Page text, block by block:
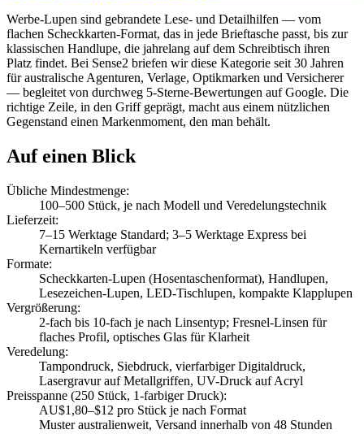
Werbe-Lupen sind gebrandete Lese- und Detailhilfen — vom
flachen Scheckkarten-Format, das in jede Brieftasche passt, bis zur
klassischen Handlupe, die jahrelang auf dem Schreibtisch ihren
Platz findet. Bei Sense2 briefen wir diese Kategorie seit 30 Jahren
für australische Agenturen, Verlage, Optikmarken und Versicherer
— begleitet von durchweg 5-Sterne-Bewertungen auf Google. Die
richtige Zeile, in den Griff geprägt, macht aus einem nützlichen
Gegenstand einen Markenmoment, den man behält.
Auf einen Blick
Übliche Mindestmenge:
100–500 Stück, je nach Modell und Veredelungstechnik
Lieferzeit:
7–15 Werktage Standard; 3–5 Werktage Express bei
Kernartikeln verfügbar
Formate:
Scheckkarten-Lupen (Hosentaschenformat), Handlupen,
Lesezeichen-Lupen, LED-Tischlupen, kompakte Klapplupen
Vergrößerung:
2-fach bis 10-fach je nach Linsentyp; Fresnel-Linsen für
flaches Profil, optisches Glas für Klarheit
Veredelung:
Tampondruck, Siebdruck, vierfarbiger Digitaldruck,
Lasergravur auf Metallgriffen, UV-Druck auf Acryl
Preisspanne (250 Stück, 1-farbiger Druck):
AU$1,80–$12 pro Stück je nach Format
Muster australienweit, Versand innerhalb von 48 Stunden